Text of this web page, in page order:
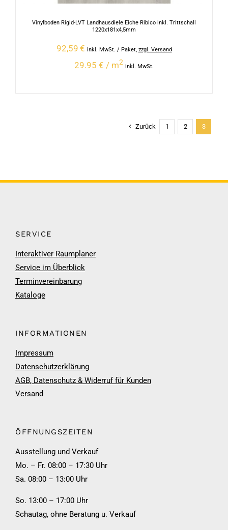
Vinylboden Rigid-LVT Landhausdiele Eiche Ribico inkl. Trittschall
1220x181x4,5mm
92,59 € inkl. MwSt. / Paket, zzgl. Versand
29.95 € / m2
inkl. MwSt.
Zurück 1 2 3
SERVICE
Interaktiver Raumplaner
Service im Überblick
Terminvereinbarung
Kataloge
INFORMATIONEN
Impressum
Datenschutzerklärung
AGB, Datenschutz & Widerruf für Kunden
Versand
ÖFFNUNGSZEITEN
Ausstellung und Verkauf
Mo. – Fr. 08:00 – 17:30 Uhr
Sa. 08:00 – 13:00 Uhr
So. 13:00 – 17:00 Uhr
Schautag, ohne Beratung u. Verkauf